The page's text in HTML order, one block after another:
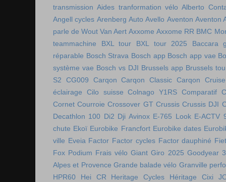
transmission Aides tranformation vélo Alberto
Angell cycles Arenberg Auto Avello Aventon Aventon
parle de Wout Van Aert Axxome Axxome RR BMC
teammachine
BXL tour BXL tour 2025
Baccara
réparable Bosch Strava Bosch app Bosch app vae
système vae Bosch vs DJI Brussels app Brussels
S2
CG009 Carqon Carqon Classic Carqon Cruise
éclairage
Cilo suisse Colnago Y1RS Comparatif
Cornet Courroie Crossover GT Crussis Crussis DJI
Decathlon 100 Di2 Dji Avinox E-765 Look E-ACTV
chute Ekoï Eurobike Francfort Eurobike dates
ville Eveia Factor Factor cycles Factor dauphiné
Fox Podium Frais vélo Giant Giro 2025 Goodyear
Alpes et Provence Grande balade vélo Granville
HPR60
Hei CR Heritage Cycles Héritage Cixi